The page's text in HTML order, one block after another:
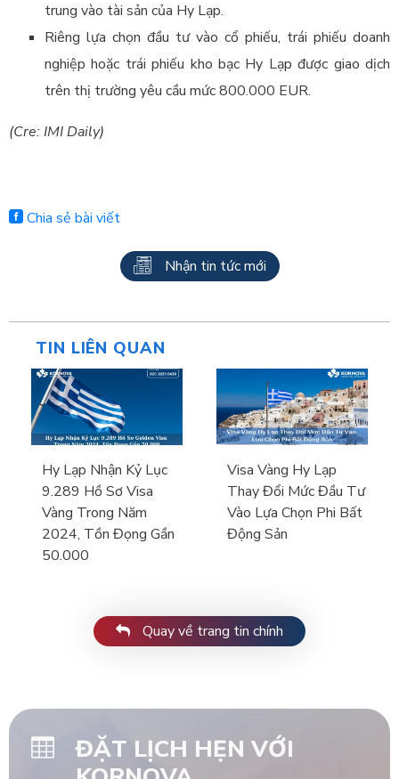
trung vào tài sản của Hy Lạp.
Riêng lựa chọn đầu tư vào cổ phiếu, trái phiếu doanh
nghiệp hoặc trái phiếu kho bạc Hy Lạp được giao dịch
trên thị trường yêu cầu mức 800.000 EUR.
(Cre: IMI Daily)
Chia sẻ bài viết
Nhận tin tức mới
TIN LIÊN QUAN
Hy Lạp Nhận Kỷ Lục
9.289 Hồ Sơ Visa
Vàng Trong Năm
2024, Tồn Đọng Gần
50.000
Visa Vàng Hy Lạp
Thay Đổi Mức Đầu Tư
Vào Lựa Chọn Phi Bất
Động Sản
Quay về trang tin chính
ĐẶT LỊCH HẸN VỚI